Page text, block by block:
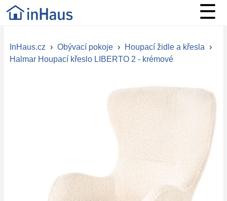
☰
InHaus.cz › Obývací pokoje › Houpací židle a křesla ›
Halmar Houpací křeslo LIBERTO 2 - krémové